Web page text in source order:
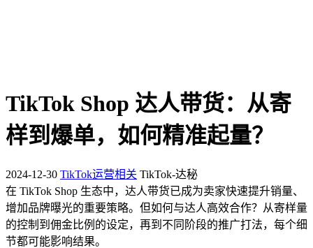
TikTok Shop 达人带货：从寄
样到爆单，如何精准起量？
2024-12-30 TikTok运营相关 TikTok-达秘
在 TikTok Shop 生态中，达人带货已成为卖家快速提升销量、
增加品牌曝光的重要策略。但如何与达人高效合作？从寄样量
的控制到佣金比例的设定，再到不同阶段的推广打法，每个细
节都可能影响结果。